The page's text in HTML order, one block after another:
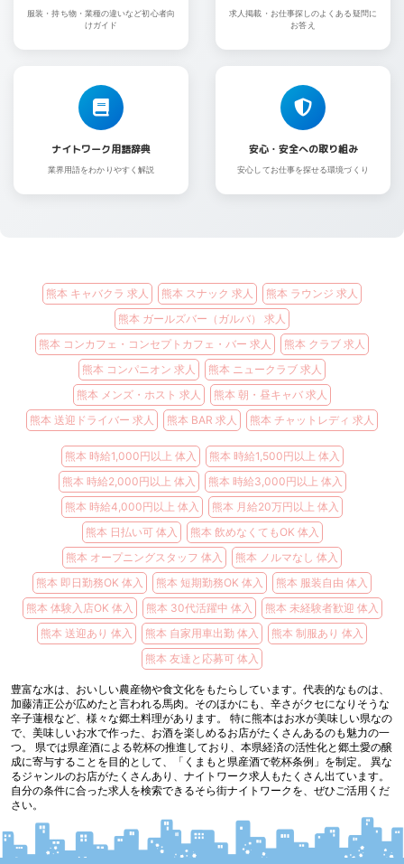
服装・持ち物・業種の違いなど初心者向
けガイド
求人掲載・お仕事探しのよくある疑問に
お答え
ナイトワーク用語辞典
業界用語をわかりやすく解説
安心・安全への取り組み
安心してお仕事を探せる環境づくり
熊本 キャバクラ 求人 熊本 スナック 求人
熊本 ラウンジ 求人
熊本 ガールズバー（ガルバ） 求人
熊本 コンカフェ・コンセプトカフェ・バー 求人
熊本 クラブ 求人
熊本 コンパニオン 求人
熊本 ニュークラブ 求人
熊本 メンズ・ホスト 求人
熊本 朝・昼キャバ 求人
熊本 送迎ドライバー 求人
熊本 BAR 求人 熊本 チャットレディ 求人
熊本 時給1,000円以上 体入
熊本 時給1,500円以上 体入
熊本 時給2,000円以上 体入
熊本 時給3,000円以上 体入
熊本 時給4,000円以上 体入
熊本 月給20万円以上 体入
熊本 日払い可 体入
熊本 飲めなくてもOK 体入
熊本 オープニングスタッフ 体入
熊本 ノルマなし 体入
熊本 即日勤務OK 体入
熊本 短期勤務OK 体入
熊本 服装自由 体入
熊本 体験入店OK 体入
熊本 30代活躍中 体入
熊本 未経験者歓迎 体入
熊本 送迎あり 体入
熊本 自家用車出勤 体入
熊本 制服あり 体入
熊本 友達と応募可 体入
豊富な水は、おいしい農産物や食文化をもたらしています。代表的なものは、
加藤清正公が広めたと言われる馬肉。そのほかにも、辛さがクセになりそうな
辛子蓮根など、様々な郷土料理があります。 特に熊本はお水が美味しい県なの
で、美味しいお水で作った、お酒を楽しめるお店がたくさんあるのも魅力の一
つ。 県では県産酒による乾杯の推進しており、本県経済の活性化と郷土愛の醸
成に寄与することを目的として、「くまもと県産酒で乾杯条例」を制定。 異な
るジャンルのお店がたくさんあり、ナイトワーク求人もたくさん出ています。
自分の条件に合った求人を検索できるそら街ナイトワークを、ぜひご活用くだ
さい。